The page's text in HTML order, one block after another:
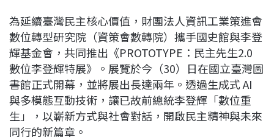
b
o
o
k
a
d
s
e
d
n
L
i
n
k
為延續臺灣民主核心價值，財團法人資訊工業策進會
數位轉型研究院（資策會數轉院）攜手國史館與李登
輝基金會，共同推出《PROTOTYPE：民主先生2.0
數位李登輝特展》。展覽於今（30）日在國立臺灣圖
書館正式開幕，並將展出長達兩年。透過生成式 AI
與多模態互動技術，讓已故前總統李登輝「數位重
生」，以嶄新方式與社會對話，開啟民主精神與未來
同行的新篇章。